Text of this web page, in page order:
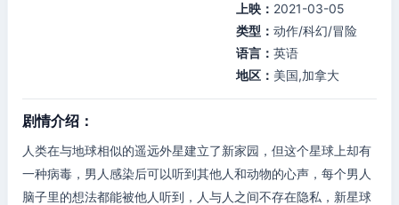
上映： 2021-03-05
类型： 动作/科幻/冒险
语言： 英语
地区： 美国,加拿大
剧情介绍：
人类在与地球相似的遥远外星建立了新家园，但这个星球上却有
一种病毒，男人感染后可以听到其他人和动物的心声，每个男人
脑子里的想法都能被他人听到，人与人之间不存在隐私，新星球